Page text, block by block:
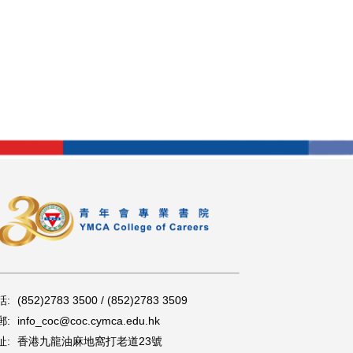
:
(852)2783 3500 / (852)2783 3509
:
info_coc@coc.cymca.edu.hk
:
香港九龍油麻地窩打老道23號